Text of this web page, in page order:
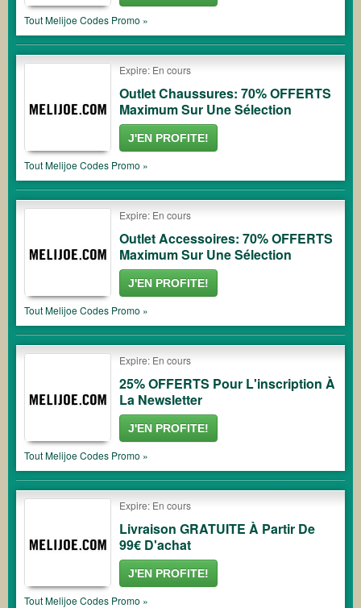
ToutMelijoeCodes Promo »
Expire: En cours
Outlet Chaussures: 70% OFFERTS
Maximum Sur Une Sélection
J'EN PROFITE!
ToutMelijoeCodes Promo »
Expire: En cours
Outlet Accessoires: 70% OFFERTS
Maximum Sur Une Sélection
J'EN PROFITE!
ToutMelijoeCodes Promo »
Expire: En cours
25% OFFERTS Pour L'inscription À
La Newsletter
J'EN PROFITE!
ToutMelijoeCodes Promo »
Expire: En cours
Livraison GRATUITE À Partir De
99€ D'achat
J'EN PROFITE!
ToutMelijoeCodes Promo »